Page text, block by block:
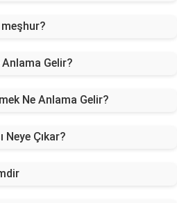
Gelir?
Ne Anlama Gelir?
Çıkar?